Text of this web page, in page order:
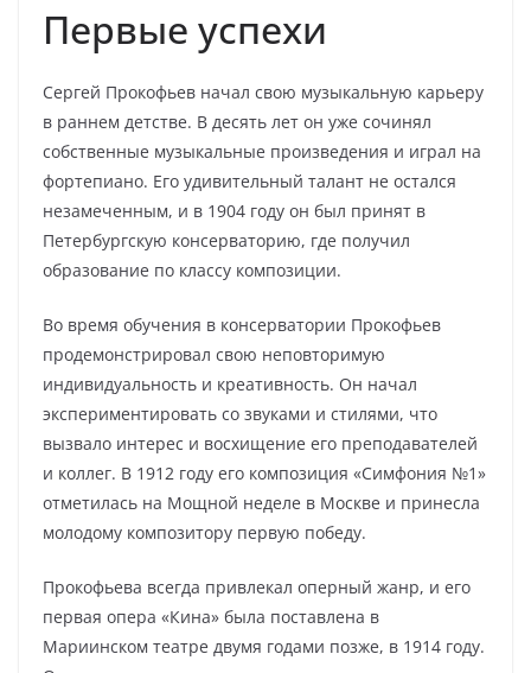
Первые успехи
Сергей Прокофьев начал свою музыкальную карьеру
в раннем детстве. В десять лет он уже сочинял
собственные музыкальные произведения и играл на
фортепиано. Его удивительный талант не остался
незамеченным, и в 1904 году он был принят в
Петербургскую консерваторию, где получил
образование по классу композиции.
Во время обучения в консерватории Прокофьев
продемонстрировал свою неповторимую
индивидуальность и креативность. Он начал
экспериментировать со звуками и стилями, что
вызвало интерес и восхищение его преподавателей
и коллег. В 1912 году его композиция «Симфония №1»
отметилась на Мощной неделе в Москве и принесла
молодому композитору первую победу.
Прокофьева всегда привлекал оперный жанр, и его
первая опера «Кина» была поставлена в
Мариинском театре двумя годами позже, в 1914 году.